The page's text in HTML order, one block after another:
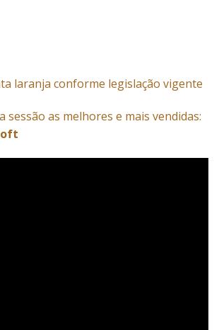
laranja conforme legislação vigente
sessão as melhores e mais vendidas: